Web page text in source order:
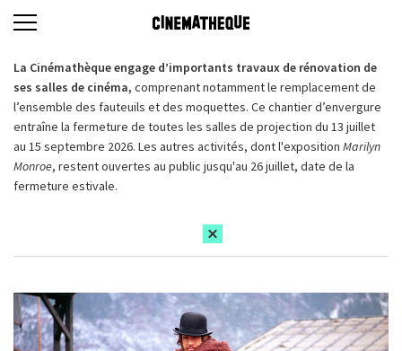
La Cinémathèque engage d’importants travaux de rénovation de
ses salles de cinéma, comprenant notamment le remplacement de
l’ensemble des fauteuils et des moquettes. Ce chantier d’envergure
entraîne la fermeture de toutes les salles de projection du 13 juillet
au 15 septembre 2026. Les autres activités, dont l'exposition Marilyn
Monroe, restent ouvertes au public jusqu'au 26 juillet, date de la
fermeture estivale.